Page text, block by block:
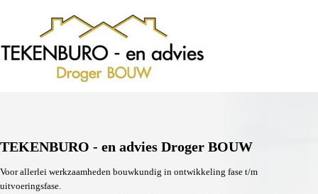
TEKENBURO - en advies Droger BOUW
Voor allerlei werkzaamheden bouwkundig in ontwikkeling fase t/m
uitvoeringsfase.